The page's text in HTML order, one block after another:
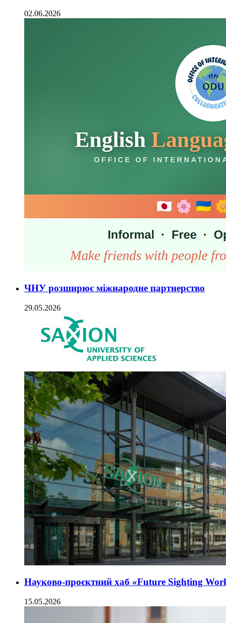
02.06.2026
ЧНУ розширює міжнародне партнерство
29.05.2026
Науково-проєктний хаб «Future Sighting
15.05.2026